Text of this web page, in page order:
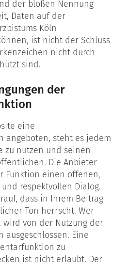
der bloßen Nennung
Daten auf der
Köln
ist nicht der Schluss
nicht durch
sind.
der
eine
angeboten, steht es jedem
zu nutzen und seinen
Die Anbieter
Funktion einen offenen,
respektvollen Dialog.
dass in Ihrem Beitrag
Ton herrscht. Wer
wird von der Nutzung der
ausgeschlossen. Eine
zu
ist nicht erlaubt. Der